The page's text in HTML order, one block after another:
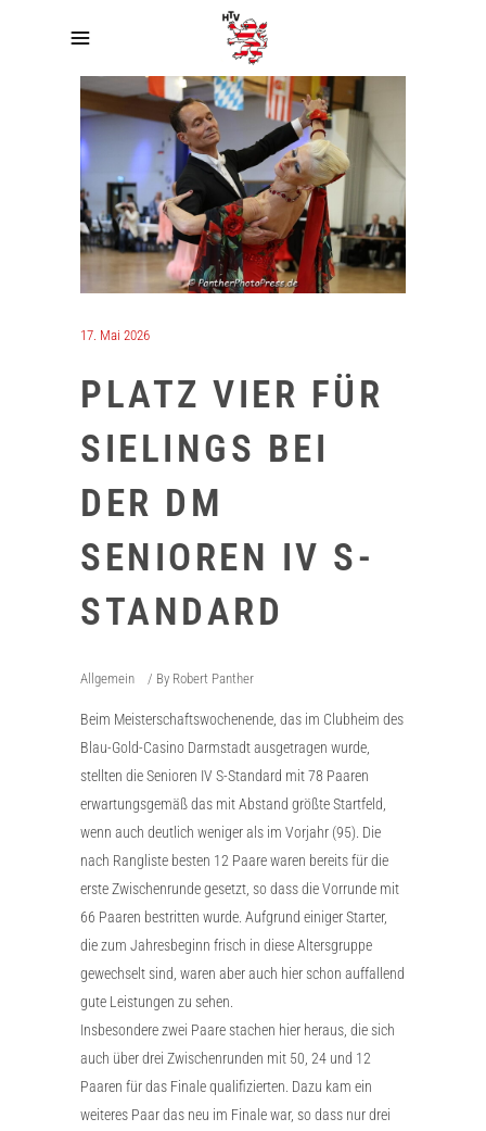
17. Mai 2026
PLATZ VIER FÜR
SIELINGS BEI
DER DM
SENIOREN IV S-
STANDARD
Allgemein By Robert Panther
Beim Meisterschaftswochenende, das im Clubheim des
Blau-Gold-Casino Darmstadt ausgetragen wurde,
stellten die Senioren IV S-Standard mit 78 Paaren
erwartungsgemäß das mit Abstand größte Startfeld,
wenn auch deutlich weniger als im Vorjahr (95). Die
nach Rangliste besten 12 Paare waren bereits für die
erste Zwischenrunde gesetzt, so dass die Vorrunde mit
66 Paaren bestritten wurde. Aufgrund einiger Starter,
die zum Jahresbeginn frisch in diese Altersgruppe
gewechselt sind, waren aber auch hier schon auffallend
gute Leistungen zu sehen.
Insbesondere zwei Paare stachen hier heraus, die sich
auch über drei Zwischenrunden mit 50, 24 und 12
Paaren für das Finale qualifizierten. Dazu kam ein
weiteres Paar das neu im Finale war, so dass nur drei